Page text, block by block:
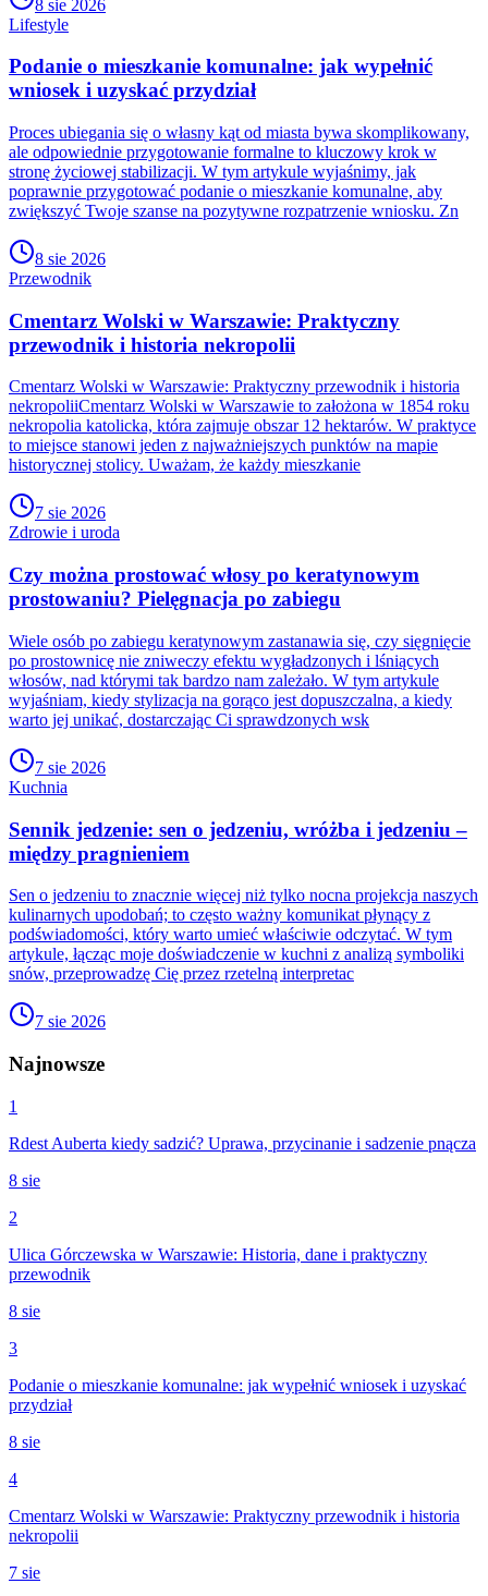
8 sie 2026
Lifestyle
Podanie o mieszkanie komunalne: jak wypełnić
wniosek i uzyskać przydział
Proces ubiegania się o własny kąt od miasta bywa skomplikowany,
ale odpowiednie przygotowanie formalne to kluczowy krok w
stronę życiowej stabilizacji. W tym artykule wyjaśnimy, jak
poprawnie przygotować podanie o mieszkanie komunalne, aby
zwiększyć Twoje szanse na pozytywne rozpatrzenie wniosku. Zn
8 sie 2026
Przewodnik
Cmentarz Wolski w Warszawie: Praktyczny
przewodnik i historia nekropolii
Cmentarz Wolski w Warszawie: Praktyczny przewodnik i historia
nekropoliiCmentarz Wolski w Warszawie to założona w 1854 roku
nekropolia katolicka, która zajmuje obszar 12 hektarów. W praktyce
to miejsce stanowi jeden z najważniejszych punktów na mapie
historycznej stolicy. Uważam, że każdy mieszkanie
7 sie 2026
Zdrowie i uroda
Czy można prostować włosy po keratynowym
prostowaniu? Pielęgnacja po zabiegu
Wiele osób po zabiegu keratynowym zastanawia się, czy sięgnięcie
po prostownicę nie zniweczy efektu wygładzonych i lśniących
włosów, nad którymi tak bardzo nam zależało. W tym artykule
wyjaśniam, kiedy stylizacja na gorąco jest dopuszczalna, a kiedy
warto jej unikać, dostarczając Ci sprawdzonych wsk
7 sie 2026
Kuchnia
Sennik jedzenie: sen o jedzeniu, wróżba i jedzeniu –
między pragnieniem
Sen o jedzeniu to znacznie więcej niż tylko nocna projekcja naszych
kulinarnych upodobań; to często ważny komunikat płynący z
podświadomości, który warto umieć właściwie odczytać. W tym
artykule, łącząc moje doświadczenie w kuchni z analizą symboliki
snów, przeprowadzę Cię przez rzetelną interpretac
7 sie 2026
Najnowsze
1
Rdest Auberta kiedy sadzić? Uprawa, przycinanie i sadzenie pnącza
8 sie
2
Ulica Górczewska w Warszawie: Historia, dane i praktyczny
przewodnik
8 sie
3
Podanie o mieszkanie komunalne: jak wypełnić wniosek i uzyskać
przydział
8 sie
4
Cmentarz Wolski w Warszawie: Praktyczny przewodnik i historia
nekropolii
7 sie